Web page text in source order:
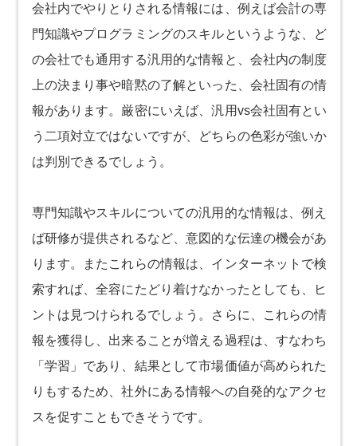
会社内でやりとりされる情報には、例えば会計の専
門知識やプログラミングのスキルというような、ど
の会社でも通用する汎用的な情報と、会社内の制度
上の決まり事や暗黙の了解といった、会社固有の情
報があります。厳密にいえば、汎用vs会社固有とい
う二項対立ではないですが、どちらの色彩が強いか
は判別できるでしょう。
専門知識やスキルについての汎用的な情報は、例え
ば研修が提供されるなど、意図的な伝達の機会があ
ります。またこれらの情報は、インターネットで検
索すれば、全容にたどり着けなかったとしても、ヒ
ントは見つけられるでしょう。さらに、これらの情
報を獲得し、出来ることが増える過程は、すなわち
「学習」であり、結果として市場価値が高められた
りもするため、社外にある情報への自発的なアクセ
スを促すこともできそうです。